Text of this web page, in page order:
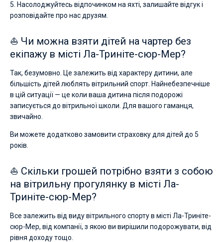
5. Насолоджуйтесь відпочинком на яхті, залишайте відгук і
розповідайте про нас друзям.
⛵ Чи можна взяти дітей на чартер без
екіпажу в місті Ла-Триніте-сюр-Мер?
Так, безумовно. Це залежить від характеру дитини, але
більшість дітей люблять вітрильний спорт. Найнебезпечніше
в цій ситуації — це коли ваша дитина після подорожі
записується до вітрильної школи. Для вашого гаманця,
звичайно.
Ви можете додатково замовити страховку для дітей до 5
років.
⛵ Скільки грошей потрібно взяти з собою
на вітрильну прогулянку в місті Ла-
Триніте-сюр-Мер?
Все залежить від виду вітрильного спорту в місті Ла-Триніте-
сюр-Мер, від компанії, з якою ви вирішили подорожувати, від
рівня доходу тощо.